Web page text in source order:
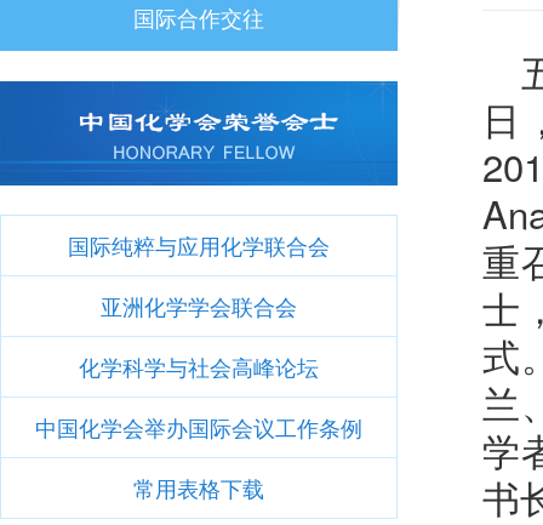
国际合作交往
国际纯粹与应用化学联合会
亚洲化学学会联合会
化学科学与社会高峰论坛
中国化学会举办国际会议工作条例
常用表格下载
日
重
士
式
兰
学
书